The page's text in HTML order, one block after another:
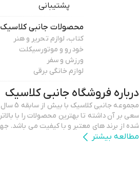
پشتیبانی
محصولات جانبی کلاسیک
کتاب، لوازم تحریر و هنر
خودرو و موتورسیکلت
ورزش و سفر
لوازم خانگی برقی
درباره فروشگاه جانبی کلاسیک
شده از برند های معتبر و با کیفیت می باشد. جهت خرید محصولات می توانید از طریق سایت اقدام نمایید.
مطالعه بیشتر